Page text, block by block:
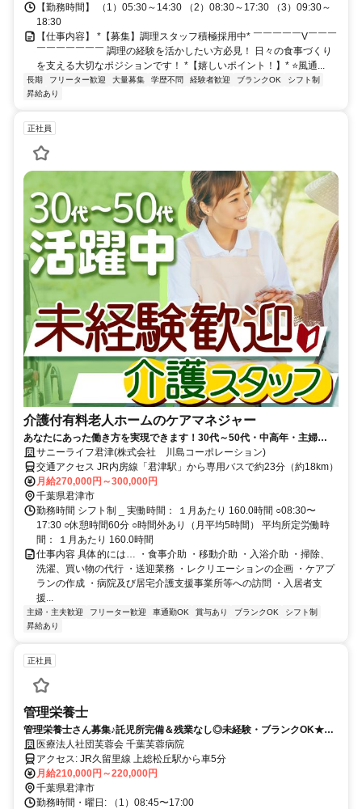
【勤務時間】 （1）05:30～14:30 （2）08:30～17:30 （3）09:30～
18:30
【仕事内容】 *【募集】調理スタッフ積極採用中* ￣￣￣￣￣V￣￣￣
￣￣￣￣￣￣￣ 調理の経験を活かしたい方必見！ 日々の食事づくり
を支える大切なポジションです！ *【嬉しいポイント！】* ⭐️風通...
長期 フリーター歓迎 大量募集 学歴不問 経験者歓迎 ブランクOK
シフト制
昇給あり
正社員
介護付有料老人ホームのケアマネジャー
あなたにあった働き方を実現できます！30代～50代・中高年・主婦
（夫）多数活躍中！
サニーライフ君津(株式会社 川島コーポレーション)
交通アクセス JR内房線「君津駅」から専用バスで約23分（約18km）
月給270,000円～300,000円
千葉県君津市
勤務時間 シフト制 _ 実働時間： １月あたり 160.0時間 ○08:30〜
17:30 ○休憩時間60分 ○時間外あり（月平均5時間） 平均所定労働時
間： １月あたり 160.0時間
仕事内容 具体的には… ・食事介助 ・移動介助 ・入浴介助 ・掃除、
洗濯、買い物の代行 ・送迎業務 ・レクリエーションの企画 ・ケアプ
ランの作成 ・病院及び居宅介護支援事業所等への訪問 ・入居者支
援...
主婦・主夫歓迎 フリーター歓迎 車通勤OK 賞与あり ブランクOK
シフト制
昇給あり
正社員
管理栄養士
管理栄養士さん募集♪託児所完備＆残業なし◎未経験・ブランクOK★年
間休日105日＆マイカー通勤OK☆彡働きやすい慢性期病院でのお仕事で
す☆
医療法人社団芙蓉会 千葉芙蓉病院
アクセス: JR久留里線 上総松丘駅から車5分
月給210,000円～220,000円
千葉県君津市
勤務時間・曜日: （1）08:45〜17:00